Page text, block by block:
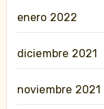
enero 2022
diciembre 2021
noviembre 2021